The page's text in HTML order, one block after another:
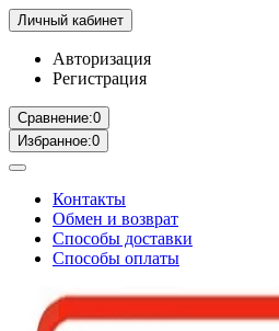
Личный кабинет
Авторизация
Регистрация
Сравнение:0
Избранное:0
Контакты
Обмен и возврат
Способы доставки
Способы оплаты